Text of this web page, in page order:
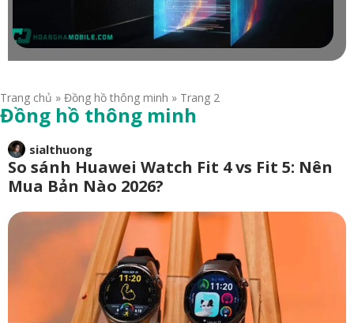
Trang chủ » Đồng hồ thông minh » Trang 2
Đồng hồ thông minh
sialthuong
So sánh Huawei Watch Fit 4 vs Fit 5: Nên
Mua Bản Nào 2026?